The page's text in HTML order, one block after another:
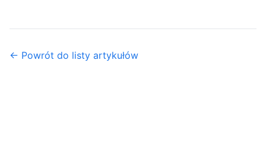
← Powrót do listy artykułów